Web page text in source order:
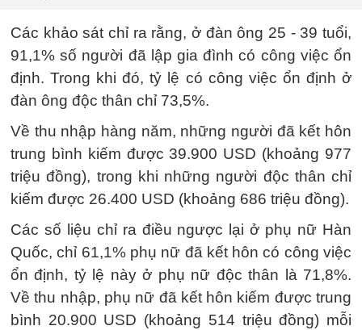
Các khảo sát chỉ ra rằng, ở đàn ông 25 - 39 tuổi,
91,1% số người đã lập gia đình có công việc ổn
định. Trong khi đó, tỷ lệ có công việc ổn định ở
đàn ông độc thân chỉ 73,5%.
Về thu nhập hàng năm, những người đã kết hôn
trung bình kiếm được 39.900 USD (khoảng 977
triệu đồng), trong khi những người độc thân chỉ
kiếm được 26.400 USD (khoảng 686 triệu đồng).
Các số liệu chỉ ra điều ngược lại ở phụ nữ Hàn
Quốc, chỉ 61,1% phụ nữ đã kết hôn có công việc
ổn định, tỷ lệ này ở phụ nữ độc thân là 71,8%.
Về thu nhập, phụ nữ đã kết hôn kiếm được trung
bình 20.900 USD (khoảng 514 triệu đồng) mỗi